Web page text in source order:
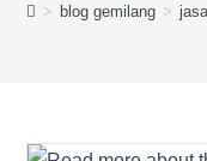
> blog gemilang >